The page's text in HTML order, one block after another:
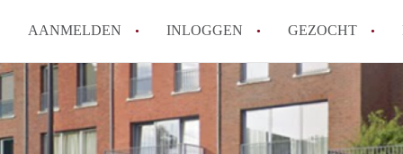
AANMELDEN INLOGGEN GEZOCHT
How to translate
Wat is KamersEindhoven?
Hoeveel kost het om te